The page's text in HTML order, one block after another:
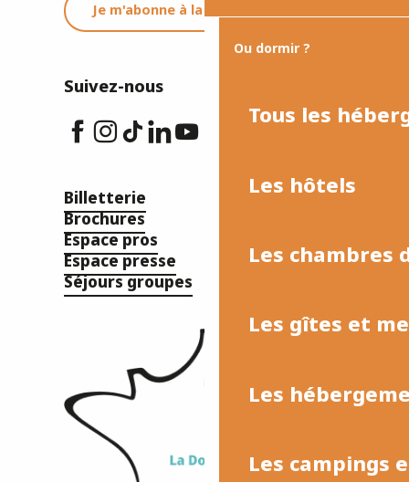
Ou dormir ?
Tous les
Les hôtels
Les chambres
Les gîtes et
Les
Les campings
Je m'abonne à la newsletter
Suivez-nous
Billetterie
Brochures
Espace pros
Espace presse
Séjours groupes